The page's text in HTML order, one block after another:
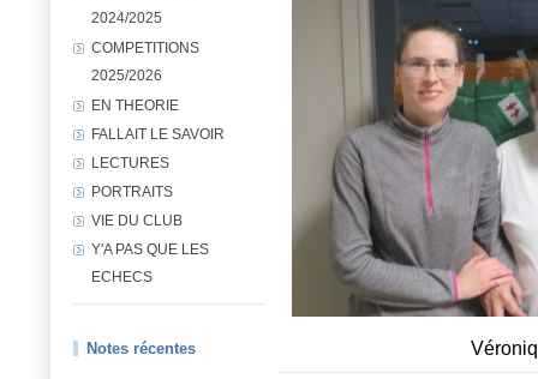
2024/2025
COMPETITIONS
2025/2026
EN THEORIE
FALLAIT LE SAVOIR
LECTURES
PORTRAITS
VIE DU CLUB
Y'A PAS QUE LES
ECHECS
Notes récentes